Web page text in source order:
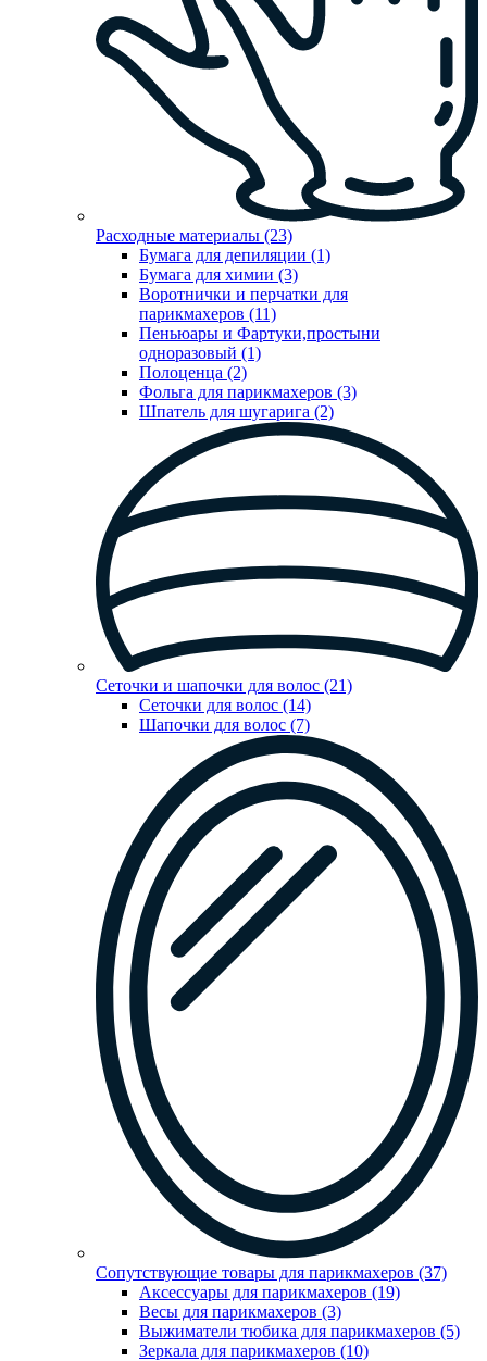
Расходные материалы (23)
Бумага для депиляции (1)
Бумага для химии (3)
Воротнички и перчатки для
парикмахеров (11)
Пеньюары и Фартуки,простыни
одноразовый (1)
Полоценца (2)
Фольга для парикмахеров (3)
Шпатель для шугарига (2)
Сеточки и шапочки для волос (21)
Сеточки для волос (14)
Шапочки для волос (7)
Сопутствующие товары для парикмахеров (37)
Аксессуары для парикмахеров (19)
Весы для парикмахеров (3)
Выжиматели тюбика для парикмахеров (5)
Зеркала для парикмахеров (10)